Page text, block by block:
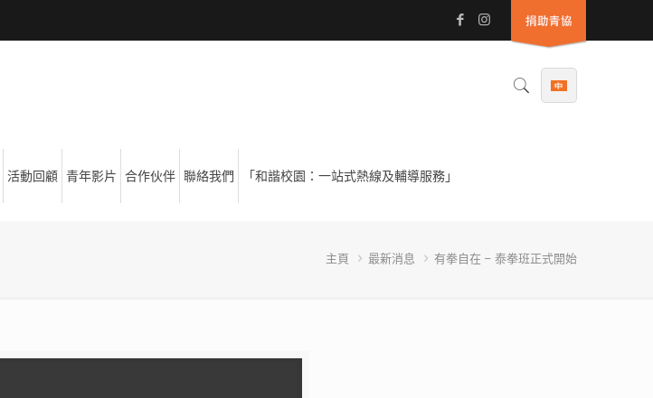
活動回顧 青年影片 合作伙伴 聯絡我們 「和諧校園：一站式熱線及輔導服務」
主頁 最新消息 有拳自在 – 泰拳班正式開始